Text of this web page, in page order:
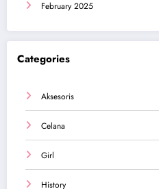
February 2025
Categories
Aksesoris
Celana
Girl
History